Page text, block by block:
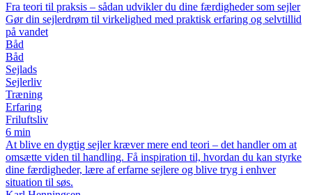
Fra teori til praksis – sådan udvikler du dine færdigheder som sejler
Gør din sejlerdrøm til virkelighed med praktisk erfaring og selvtillid
på vandet
Båd
Båd
Sejlads
Sejlerliv
Træning
Erfaring
Friluftsliv
6 min
At blive en dygtig sejler kræver mere end teori – det handler om at
omsætte viden til handling. Få inspiration til, hvordan du kan styrke
dine færdigheder, lære af erfarne sejlere og blive tryg i enhver
situation til søs.